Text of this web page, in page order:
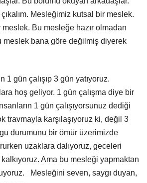
Mesleğimiz kutsal bir meslek.
meslek. Bu mesleğe hazır olmadan
meslek bana göre değilmiş diyerek
gün çalışıp 3 gün yatıyoruz.
hoş geliyor. 1 gün çalışma diye bir
1 gün çalışıyorsunuz dediği
travmayla karşılaşıyoruz ki, değil 3
durumunu bir ömür üzerimizde
uzaklara dalıyoruz, geceleri
Ama bu mesleği yapmaktan
Mesleğini seven, saygı duyan,